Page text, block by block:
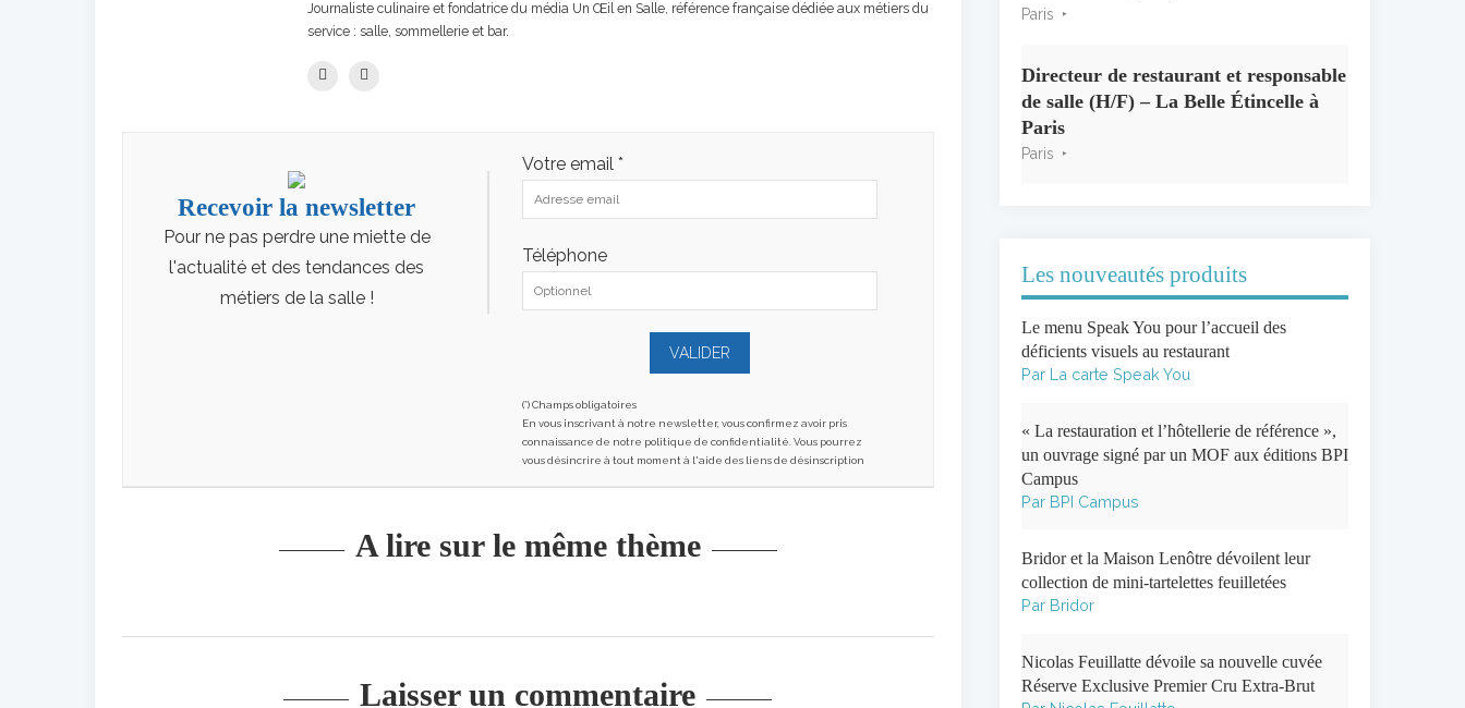
Journaliste culinaire et fondatrice du média Un Œil en Salle, référence française dédiée aux métiers du
service : salle, sommellerie et bar.
Recevoir la newsletter
Pour ne pas perdre une miette de
l'actualité et des tendances des
métiers de la salle !
Votre email *
Téléphone
(*) Champs obligatoires
En vous inscrivant à notre newsletter, vous confirmez avoir pris
connaissance de notre politique de confidentialité. Vous pourrez
vous désincrire à tout moment à l'aide des liens de désinscription
A lire sur le même thème
Laisser un commentaire
Paris
Directeur de restaurant et responsable
de salle (H/F) – La Belle Étincelle à
Paris
Paris
Les nouveautés produits
Le menu Speak You pour l’accueil des
déficients visuels au restaurant
Par La carte Speak You
« La restauration et l’hôtellerie de référence »,
un ouvrage signé par un MOF aux éditions BPI
Campus
Par BPI Campus
Bridor et la Maison Lenôtre dévoilent leur
collection de mini-tartelettes feuilletées
Par Bridor
Nicolas Feuillatte dévoile sa nouvelle cuvée
Réserve Exclusive Premier Cru Extra-Brut